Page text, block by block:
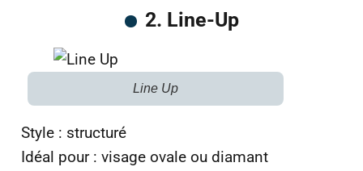
2. Line-Up
Line Up
Style : structuré
Idéal pour : visage ovale ou diamant